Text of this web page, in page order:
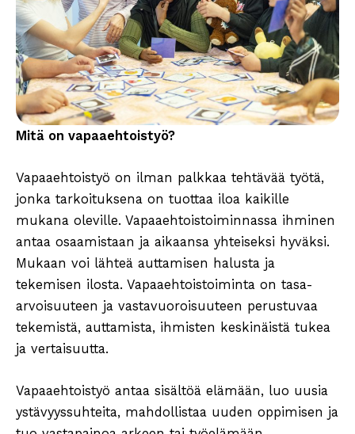
Mitä on vapaaehtoistyö?
Vapaaehtoistyö on ilman palkkaa tehtävää työtä,
jonka tarkoituksena on tuottaa iloa kaikille
mukana oleville. Vapaaehtoistoiminnassa ihminen
antaa osaamistaan ja aikaansa yhteiseksi hyväksi.
Mukaan voi lähteä auttamisen halusta ja
tekemisen ilosta. Vapaaehtoistoiminta on tasa-
arvoisuuteen ja vastavuoroisuuteen perustuvaa
tekemistä, auttamista, ihmisten keskinäistä tukea
ja vertaisuutta.
Vapaaehtoistyö antaa sisältöä elämään, luo uusia
ystävyyssuhteita, mahdollistaa uuden oppimisen ja